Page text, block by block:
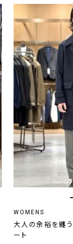
WOMENS
大人の余裕を纏
ート